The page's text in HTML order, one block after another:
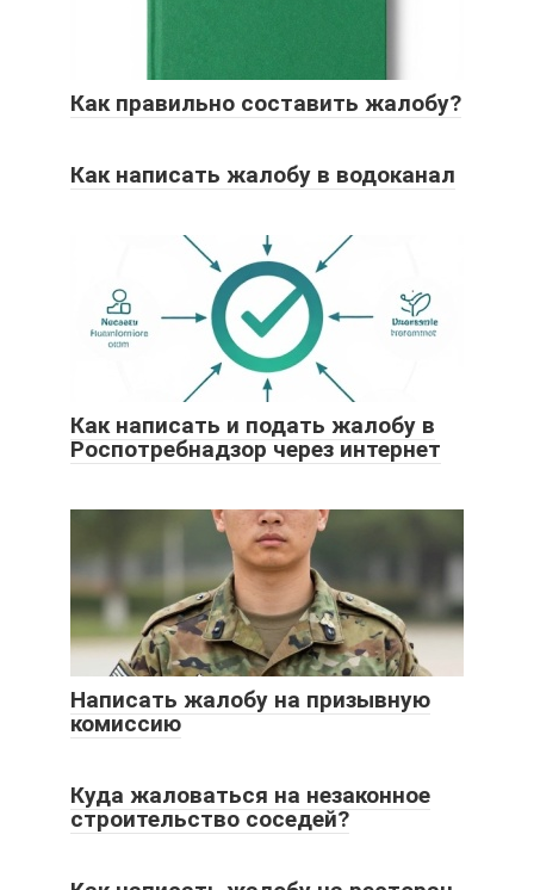
Как правильно составить жалобу?
Как написать жалобу в водоканал
Как написать и подать жалобу в
Роспотребнадзор через интернет
Написать жалобу на призывную
комиссию
Куда жаловаться на незаконное
строительство соседей?